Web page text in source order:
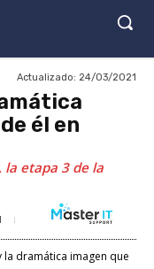
Actualizado: 24/03/2021
él en
la etapa 3 de la
la dramática imagen que